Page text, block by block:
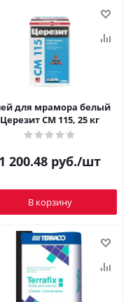
для мрамора белый
Церезит CM 115, 25 кг
1 200.48 руб./шт
В корзину